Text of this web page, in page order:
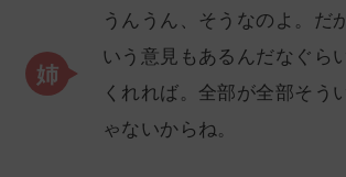
うんうん、そうなのよ。だ
いう意見もあるんだなぐら
くれれば。全部が全部そう
ゃないからね。